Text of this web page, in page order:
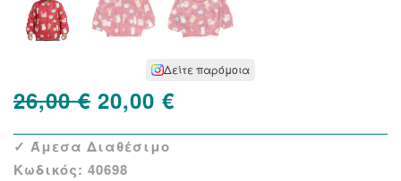
Δείτε παρόμοια
26,00€ Original
price
was:
20,00 €
τρέχουσα
✓ Άμεσα Διαθέσιμο
Κωδικός: 40698